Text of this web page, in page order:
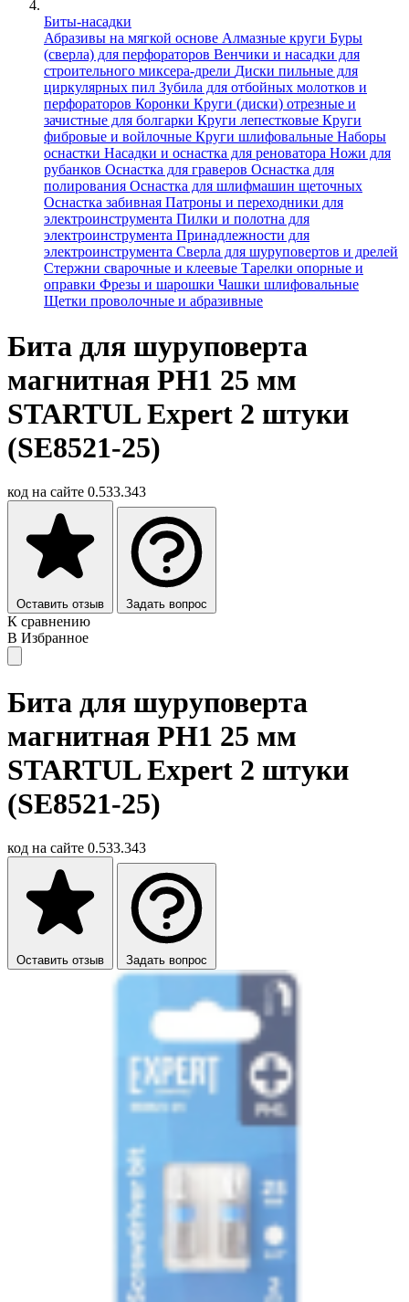
Биты-насадки
Абразивы на мягкой основе Алмазные круги Буры
(сверла) для перфораторов Венчики и насадки для
строительного миксера-дрели Диски пильные для
циркулярных пил Зубила для отбойных молотков и
перфораторов Коронки Круги (диски) отрезные и
зачистные для болгарки Круги лепестковые Круги
фибровые и войлочные Круги шлифовальные Наборы
оснастки Насадки и оснастка для реноватора Ножи для
рубанков Оснастка для граверов Оснастка для
полирования Оснастка для шлифмашин щеточных
Оснастка забивная Патроны и переходники для
электроинструмента Пилки и полотна для
электроинструмента Принадлежности для
электроинструмента Сверла для шуруповертов и дрелей
Стержни сварочные и клеевые Тарелки опорные и
оправки Фрезы и шарошки Чашки шлифовальные
Щетки проволочные и абразивные
Бита для шуруповерта
магнитная PH1 25 мм
STARTUL Expert 2 штуки
(SE8521-25)
код на сайте 0.533.343
Оставить отзыв Задать вопрос
К сравнению
В Избранное
Бита для шуруповерта
магнитная PH1 25 мм
STARTUL Expert 2 штуки
(SE8521-25)
код на сайте 0.533.343
Оставить отзыв Задать вопрос